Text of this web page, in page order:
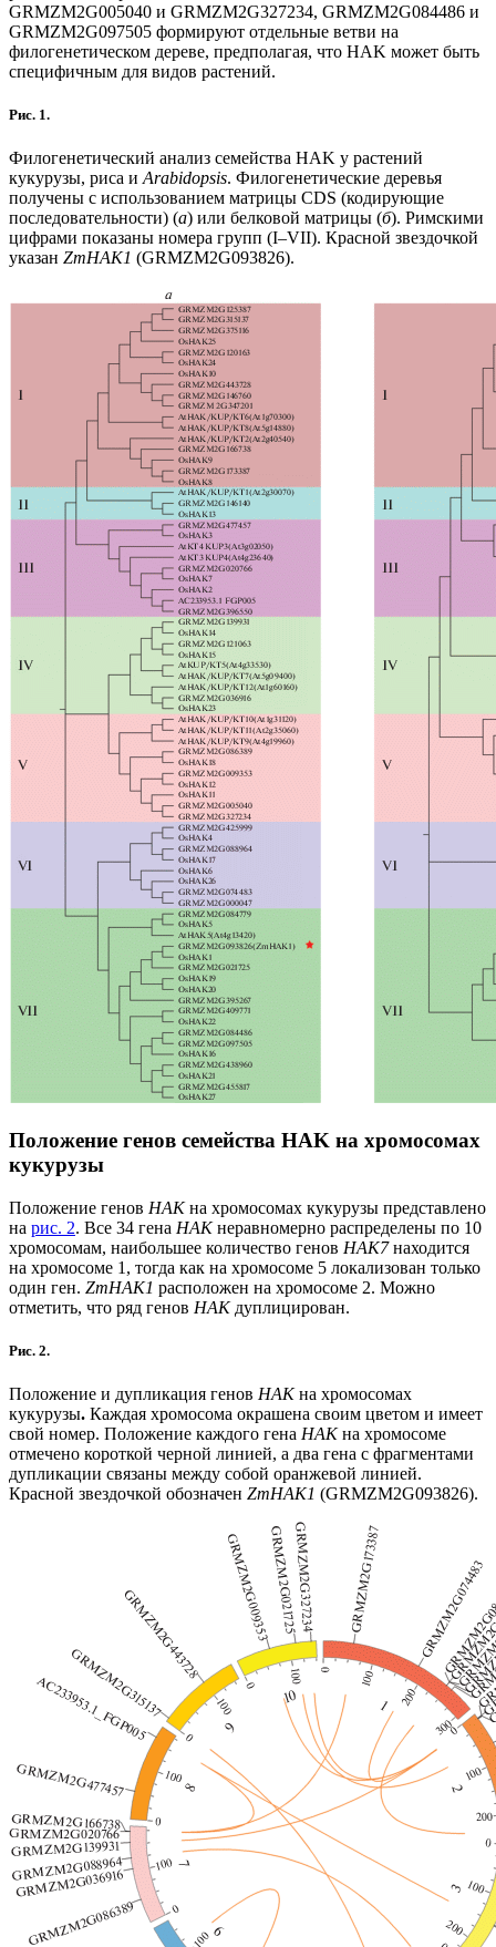
GRMZM2G005040 и GRMZM2G327234, GRMZM2G084486 и
GRMZM2G097505 формируют отдельные ветви на
филогенетическом дереве, предполагая, что HAK может быть
специфичным для видов растений.
Рис. 1.
Филогенетический анализ семейства HAK у растений
кукурузы, риса и Arabidopsis. Филогенетические деревья
получены с использованием матрицы CDS (кодирующие
последовательности) (а) или белковой матрицы (б). Римскими
цифрами показаны номера групп (I‒VII). Красной звездочкой
указан ZmHAK1 (GRMZM2G093826).
Положение генов семейства HAK на хромосомах
кукурузы
Положение генов HAKна хромосомах кукурузы представлено
на рис. 2. Все 34 гена HAKнеравномерно распределены по 10
хромосомам, наибольшее количество генов HAK7находится
на хромосоме 1, тогда как на хромосоме 5 локализован только
один ген. ZmHAK1 расположен на хромосоме 2. Можно
отметить, что ряд генов HAKдуплицирован.
Рис. 2.
Положение и дупликация генов HAKна хромосомах
кукурузы. Каждая хромосома окрашена своим цветом и имеет
свой номер. Положение каждого гена HAKна хромосоме
отмечено короткой черной линией, а два гена с фрагментами
дупликации связаны между собой оранжевой линией.
Красной звездочкой обозначен ZmHAK1 (GRMZM2G093826).